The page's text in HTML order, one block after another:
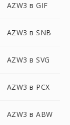
AZW3 в GIF
AZW3 в SNB
AZW3 в SVG
AZW3 в PCX
AZW3 в ABW